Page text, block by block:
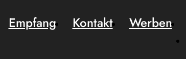
Empfang Kontakt Werben